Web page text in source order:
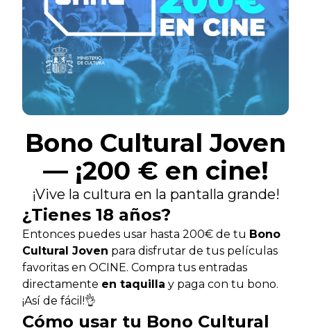
Bono Cultural Joven
— ¡200 € en cine!
¡Vive la cultura en la pantalla grande!
¿Tienes 18 años?
Entonces puedes usar hasta 200€ de tu Bono
Cultural Joven para disfrutar de tus películas
favoritas en OCINE. Compra tus entradas
directamente en taquilla y paga con tu bono.
¡Así de fácil!👌
Cómo usar tu Bono Cultural